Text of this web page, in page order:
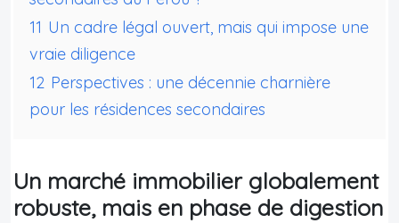
11 Un cadre légal ouvert, mais qui impose une
vraie diligence
12 Perspectives : une décennie charnière
pour les résidences secondaires
Un marché immobilier globalement
robuste, mais en phase de digestion